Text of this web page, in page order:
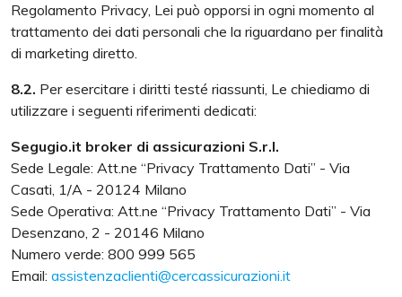
Regolamento Privacy, Lei può opporsi in ogni momento al
trattamento dei dati personali che la riguardano per finalità
di marketing diretto.
8.2. Per esercitare i diritti testé riassunti, Le chiediamo di
utilizzare i seguenti riferimenti dedicati:
Segugio.it broker di assicurazioni S.r.l.
Sede Legale: Att.ne “Privacy Trattamento Dati” - Via
Casati, 1/A - 20124 Milano
Sede Operativa: Att.ne “Privacy Trattamento Dati” - Via
Desenzano, 2 - 20146 Milano
Numero verde: 800 999 565
Email: assistenzaclienti@cercassicurazioni.it